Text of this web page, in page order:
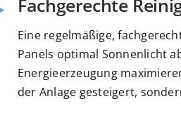
Fachgerechte
Eine regelmäßige,
Panels optimal Sonnenlicht
Energieerzeugung
der Anlage gesteigert,